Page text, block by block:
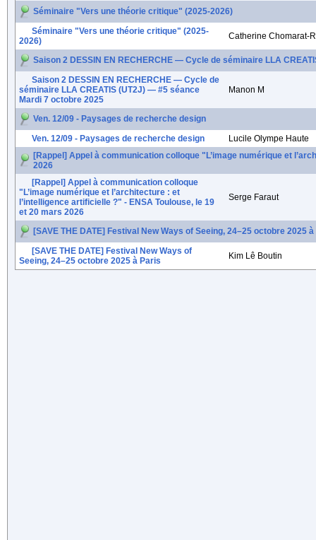
Séminaire "Vers une théorie critique" (2025-2026)
Séminaire "Vers une théorie critique" (2025-
2026)
Catherine Chomarat-
Saison 2 DESSIN EN RECHERCHE — Cycle de séminaire LLA
Saison 2 DESSIN EN RECHERCHE — Cycle de
séminaire LLA CREATIS (UT2J) — #5 séance
Mardi 7 octobre 2025
Manon M
Ven. 12/09 - Paysages de recherche design
Ven. 12/09 - Paysages de recherche design
Lucile Olympe Haute
[Rappel] Appel à communication colloque "L’image numérique et
2026
[Rappel] Appel à communication colloque
"L’image numérique et l’architecture : et
l’intelligence artificielle ?" - ENSA Toulouse, le 19
et 20 mars 2026
Serge Faraut
[SAVE THE DATE] Festival New Ways of Seeing, 24–25 octobre 2025
[SAVE THE DATE] Festival New Ways of
Seeing, 24–25 octobre 2025 à Paris
Kim Lê Boutin